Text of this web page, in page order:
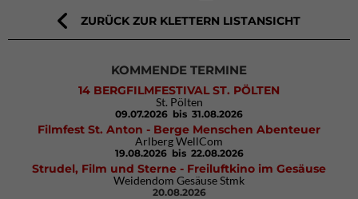
ZURÜCK ZUR KLETTERN LISTANSICHT
KOMMENDE TERMINE
14 BERGFILMFESTIVAL ST. PÖLTEN
St. Pölten
09.07.2026 bis 31.08.2026
Filmfest St. Anton - Berge Menschen Abenteuer
Arlberg WellCom
19.08.2026 bis 22.08.2026
Strudel, Film und Sterne - Freiluftkino im Gesäuse
Weidendom Gesäuse Stmk
20.08.2026